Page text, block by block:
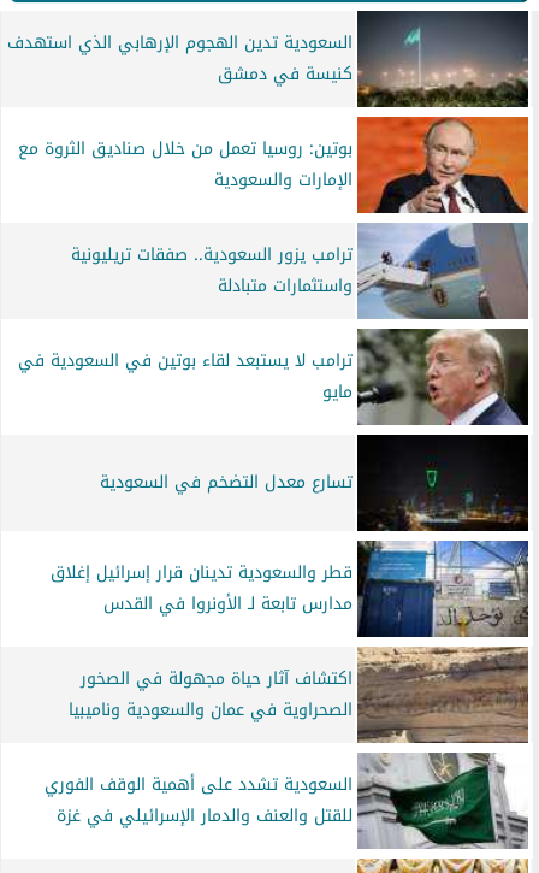
السعودية تدين الهجوم الإرهابي الذي استهدف
كنيسة في دمشق
بوتين: روسيا تعمل من خلال صناديق الثروة مع
الإمارات والسعودية
ترامب يزور السعودية.. صفقات تريليونية
واستثمارات متبادلة
ترامب لا يستبعد لقاء بوتين في السعودية في
مايو
تسارع معدل التضخم في السعودية
قطر والسعودية تدينان قرار إسرائيل إغلاق
مدارس تابعة لـ الأونروا في القدس
اكتشاف آثار حياة مجهولة في الصخور
الصحراوية في عمان والسعودية وناميبيا
السعودية تشدد على أهمية الوقف الفوري
للقتل والعنف والدمار الإسرائيلي في غزة